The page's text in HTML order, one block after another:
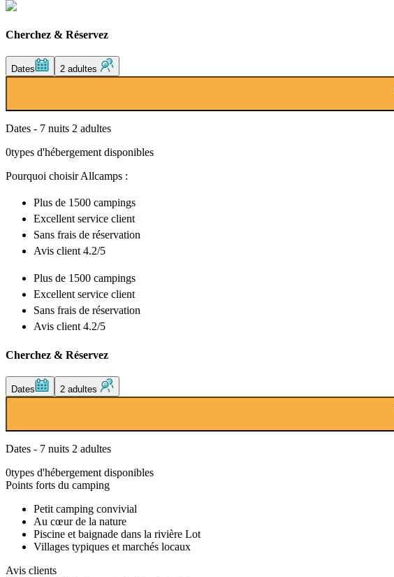
Cherchez & Réservez
Dates 2 adultes
Dates - 7 nuits 2 adultes
0types d'hébergement disponibles
Pourquoi choisir Allcamps :
Plus de 1500 campings
Excellent service client
Sans frais de réservation
Avis client 4.2/5
Plus de 1500 campings
Excellent service client
Sans frais de réservation
Avis client 4.2/5
Cherchez & Réservez
Dates 2 adultes
Dates - 7 nuits 2 adultes
0types d'hébergement disponibles
Points forts du camping
Petit camping convivial
Au cœur de la nature
Piscine et baignade dans la rivière Lot
Villages typiques et marchés locaux
Avis clients